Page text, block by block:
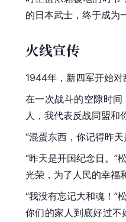
的日本武士，终于成为
火线宣传
1944年，新四军开始
在一次战斗的空隙时
人，我代表反战同盟和
“混蛋东西，你记得昨
“昨天是开国纪念日。”
光荣，为了人民的幸福
“我没有忘记大和魂！”
你们的家人到底好过不